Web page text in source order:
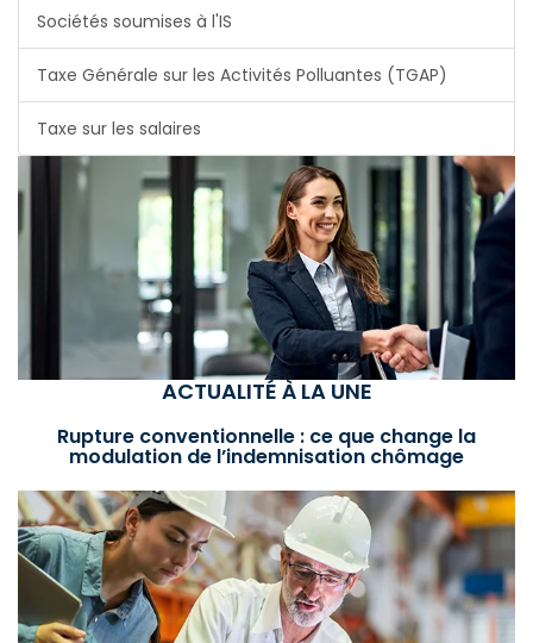
Sociétés soumises à l'IS
Taxe Générale sur les Activités Polluantes (TGAP)
Taxe sur les salaires
ACTUALITÉ À LA UNE
Rupture conventionnelle : ce que change la
modulation de l’indemnisation chômage